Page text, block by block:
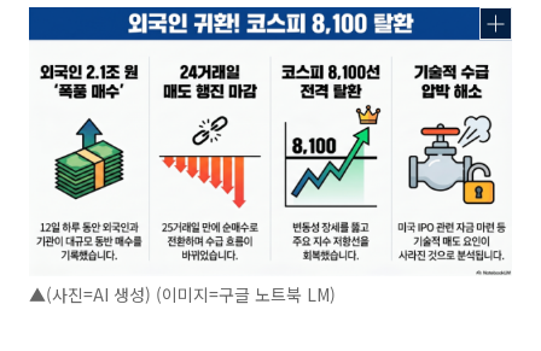
▲(사진=AI 생성) (이미지=구글 노트북 LM)